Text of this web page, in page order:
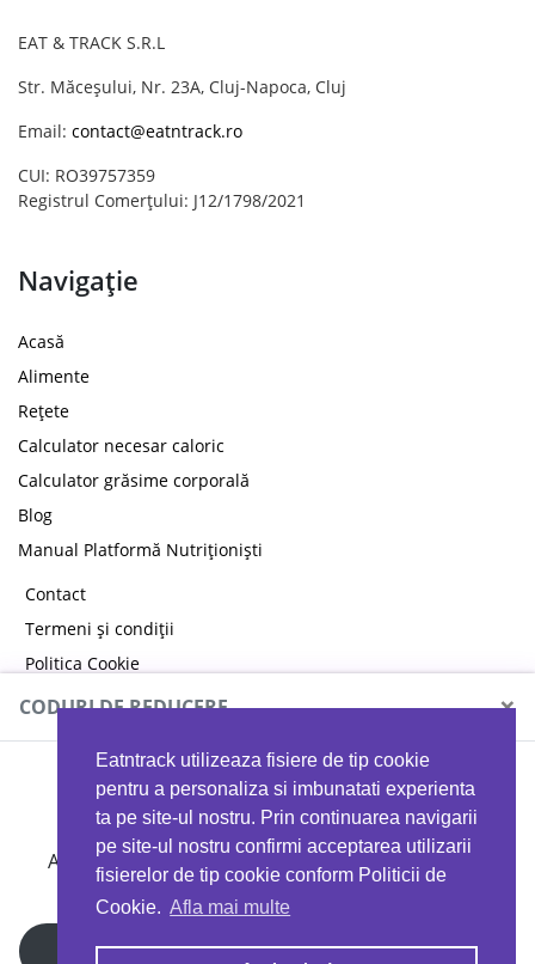
Eatntrack utilizeaza fisiere de tip cookie
pentru a personaliza si imbunatati experienta
ta pe site-ul nostru. Prin continuarea navigarii
pe site-ul nostru confirmi acceptarea utilizarii
fisierelor de tip cookie conform Politicii de
Cookie. Afla mai multe
EAT & TRACK S.R.L
Str. Măceșului, Nr. 23A, Cluj-Napoca, Cluj
Email: contact@eatntrack.ro
CUI: RO39757359
Registrul Comerțului: J12/1798/2021
Navigație
Acasă
Alimente
Rețete
Calculator necesar caloric
Calculator grăsime corporală
Blog
Manual Platformă Nutriționiști
Contact
Termeni și condiții
Politica Cookie
Politica de confidențialitate
CODURI DE REDUCERE ×
MYPROTEIN
Ai 40%reducere la orice comandă folosind codul
EATTRACK
Profită acum